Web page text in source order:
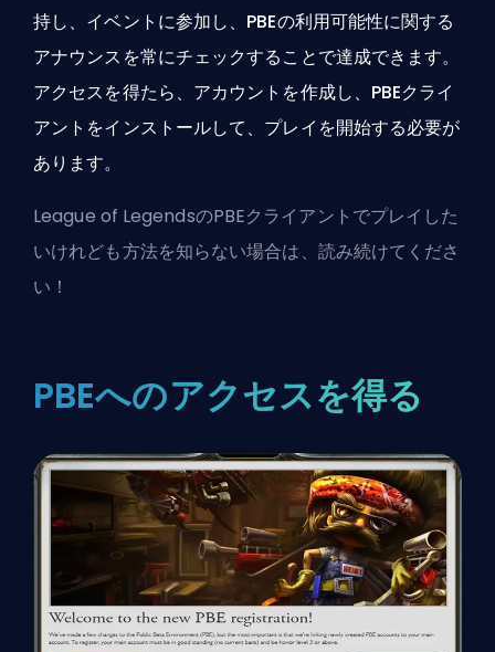
持し、イベントに参加し、PBEの利用可能性に関する
アナウンスを常にチェックすることで達成できます。
アクセスを得たら、アカウントを作成し、PBEクライ
アントをインストールして、プレイを開始する必要が
あります。
League of LegendsのPBEクライアントでプレイした
いけれども方法を知らない場合は、読み続けてくださ
い！
PBEへのアクセスを得る